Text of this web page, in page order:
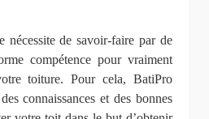
nécessite de savoir-faire par de
compétence pour vraiment
toiture. Pour cela, BatiPro
connaissances et des bonnes